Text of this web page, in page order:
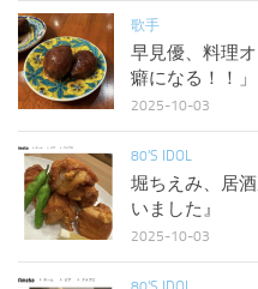
歌手
早見優、料理
癖になる！！」
2025-10-03
80'S IDOL
堀ちえみ、居
いました』
2025-10-03